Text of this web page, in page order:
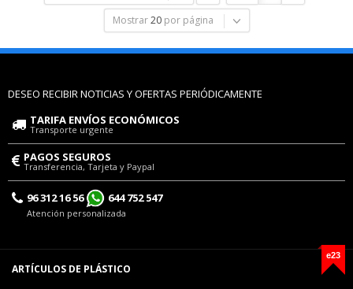
Mostrar 20 por página
DESEO RECIBIR NOTICIAS Y OFERTAS PERIÓDICAMENTE
TARIFA ENVÍOS ECONÓMICOS
Transporte urgente
PAGOS SEGUROS
Transferencia, Tarjeta y Paypal
96 312 16 56 644 752 547
Atención personalizada
e23
ARTÍCULOS DE PLÁSTICO